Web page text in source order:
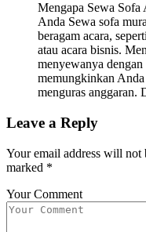
Mengapa Sewa Sofa
Anda Sewa sofa
beragam acara,
atau acara bisnis.
menyewanya
memungkinkan Anda
menguras
Leave a Reply
Your email address will not
marked *
Your Comment